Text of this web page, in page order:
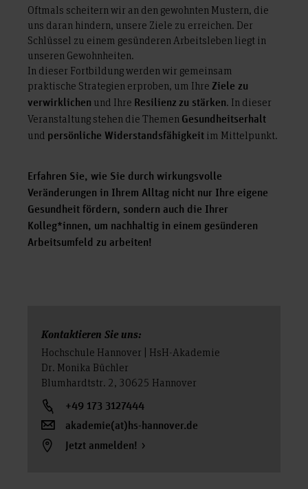
Oftmals scheitern wir an den gewohnten Mustern, die
uns daran hindern, unsere Ziele zu erreichen. Der
Schlüssel zu einem gesünderen Arbeitsleben liegt in
unseren Gewohnheiten.
In dieser Fortbildung werden wir gemeinsam
praktische Strategien erproben, um Ihre Ziele zu
verwirklichen und Ihre Resilienz zu stärken. In dieser
Veranstaltung stehen die Themen Gesundheitserhalt
und persönliche Widerstandsfähigkeit im Mittelpunkt.
Erfahren Sie, wie Sie durch wirkungsvolle
Veränderungen in Ihrem Alltag nicht nur Ihre eigene
Gesundheit fördern, sondern auch die Ihrer
Kolleg*innen, um nachhaltig in einem gesünderen
Arbeitsumfeld zu arbeiten!
Kontaktieren Sie uns:
Hochschule Hannover | HsH-Akademie
Dr. Monika Büchler
Blumhardtstr. 2, 30625 Hannover
+49 173 3127444
akademie(at)hs-hannover.de
Jetzt anmelden!